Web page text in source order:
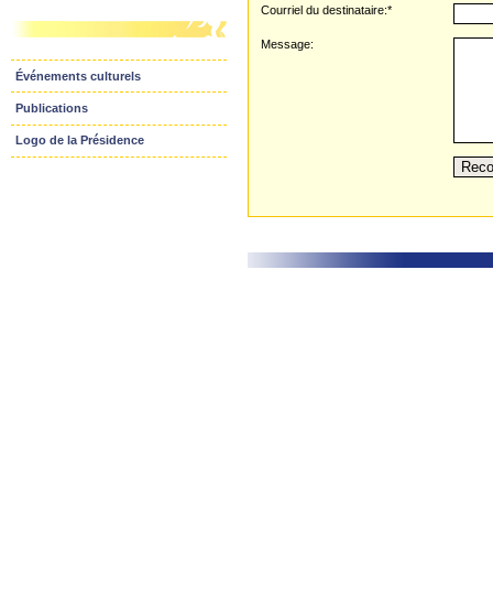
Événements culturels
Publications
Logo de la Présidence
Courriel du destinataire:*
Message: